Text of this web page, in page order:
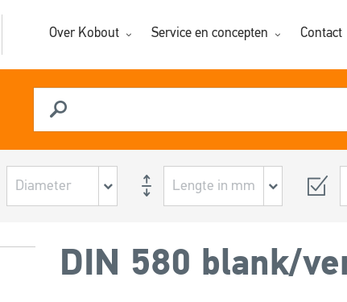
Over Kobout Service en concepten Contact
DIN 580 blank/